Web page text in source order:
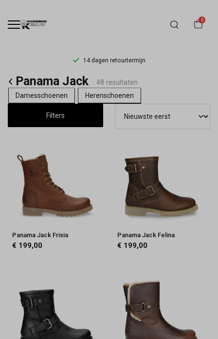
0
14 dagen retourtermijn
Panama
Jack
Schoenen
Schoenmode
Kerkhof
Duurzaam
&
Schoenmode
Kerkhof
Panama Jack
48 resultaten
Damesschoenen
Herenschoenen
Filters
Panama Jack Frisia
€ 199,00
Panama Jack Felina
€ 199,00